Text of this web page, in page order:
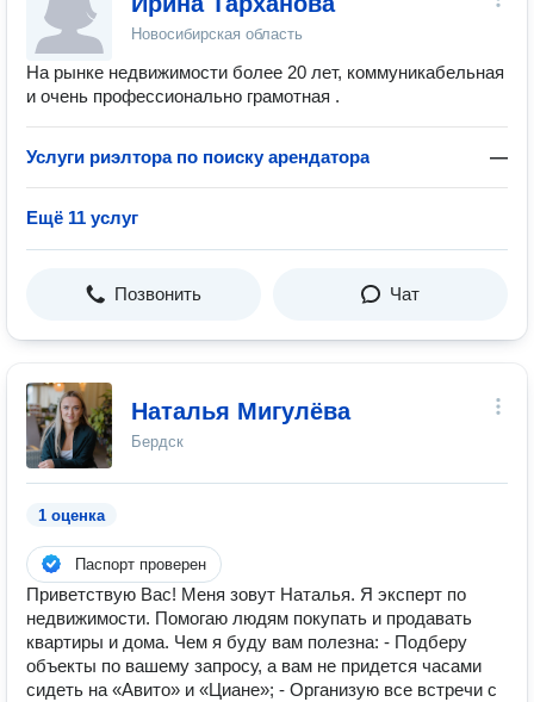
Новосибирская область
На рынке недвижимости более 20 лет, коммуникабельная
и очень профессионально грамотная .
Услуги риэлтора по поиску арендатора —
Ещё 11 услуг
Позвонить Чат
Наталья Мигулёва
Бердск
1 оценка
Паспорт проверен
Приветствую Вас! Меня зовут Наталья. Я эксперт по
недвижимости. Помогаю людям покупать и продавать
квартиры и дома. Чем я буду вам полезна: - Подберу
объекты по вашему запросу, а вам не придется часами
сидеть на «Авито» и «Циане»; - Организую все встречи с